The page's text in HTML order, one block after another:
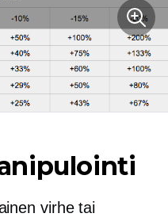
virhe tai